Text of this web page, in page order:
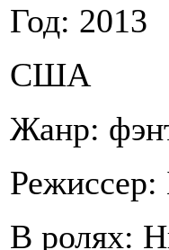
Год: 2013
США
Жанр:
Режиссер:
В ролях: